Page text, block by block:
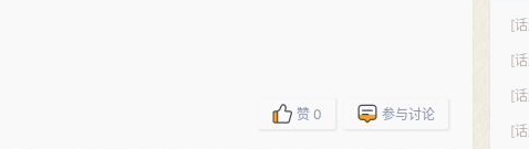
赞 0 参与讨论
[
[
[
[